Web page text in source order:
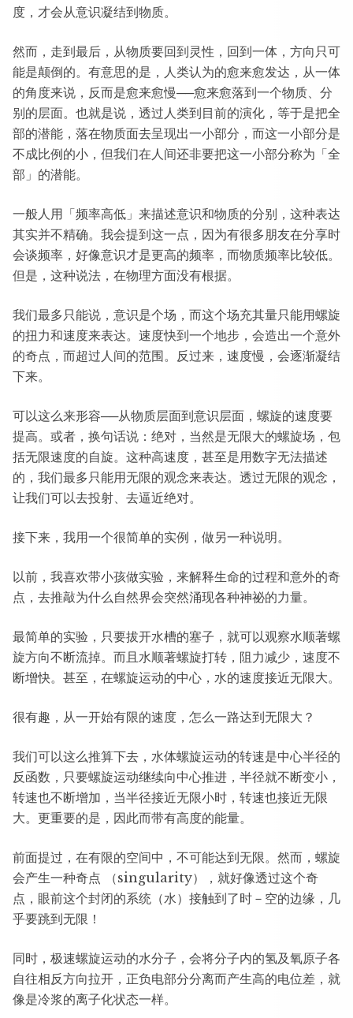
度，才会从意识凝结到物质。
然而，走到最后，从物质要回到灵性，回到一体，方向只可
能是颠倒的。有意思的是，人类认为的愈来愈发达，从一体
的角度来说，反而是愈来愈慢──愈来愈落到一个物质、分
别的层面。也就是说，透过人类到目前的演化，等于是把全
部的潜能，落在物质面去呈现出一小部分，而这一小部分是
不成比例的小，但我们在人间还非要把这一小部分称为「全
部」的潜能。
一般人用「频率高低」来描述意识和物质的分别，这种表达
其实并不精确。我会提到这一点，因为有很多朋友在分享时
会谈频率，好像意识才是更高的频率，而物质频率比较低。
但是，这种说法，在物理方面没有根据。
我们最多只能说，意识是个场，而这个场充其量只能用螺旋
的扭力和速度来表达。速度快到一个地步，会造出一个意外
的奇点，而超过人间的范围。反过来，速度慢，会逐渐凝结
下来。
可以这么来形容──从物质层面到意识层面，螺旋的速度要
提高。或者，换句话说：绝对，当然是无限大的螺旋场，包
括无限速度的自旋。这种高速度，甚至是用数字无法描述
的，我们最多只能用无限的观念来表达。透过无限的观念，
让我们可以去投射、去逼近绝对。
接下来，我用一个很简单的实例，做另一种说明。
以前，我喜欢带小孩做实验，来解释生命的过程和意外的奇
点，去推敲为什么自然界会突然涌现各种神祕的力量。
最简单的实验，只要拔开水槽的塞子，就可以观察水顺著螺
旋方向不断流掉。而且水顺著螺旋打转，阻力减少，速度不
断增快。甚至，在螺旋运动的中心，水的速度接近无限大。
很有趣，从一开始有限的速度，怎么一路达到无限大？
我们可以这么推算下去，水体螺旋运动的转速是中心半径的
反函数，只要螺旋运动继续向中心推进，半径就不断变小，
转速也不断增加，当半径接近无限小时，转速也接近无限
大。更重要的是，因此而带有高度的能量。
前面提过，在有限的空间中，不可能达到无限。然而，螺旋
会产生一种奇点 （singularity），就好像透过这个奇
点，眼前这个封闭的系统（水）接触到了时－空的边缘，几
乎要跳到无限！
同时，极速螺旋运动的水分子，会将分子内的氢及氧原子各
自往相反方向拉开，正负电部分分离而产生高的电位差，就
像是冷浆的离子化状态一样。